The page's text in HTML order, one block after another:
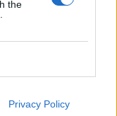
the
Privacy Policy
κηδεία όταν